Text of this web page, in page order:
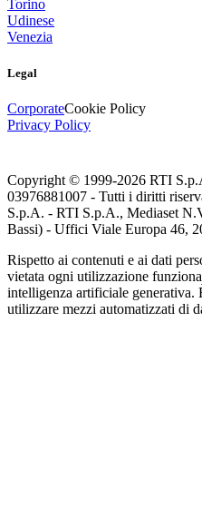
Torino
Udinese
Venezia
Legal
CorporateCookie Policy
Privacy Policy
Copyright © 1999-2026 RTI
03976881007 - Tutti i diritti
S.p.A. - RTI S.p.A., Mediaset
Bassi) - Uffici Viale Europa 46,
Rispetto ai contenuti e ai dati
vietata ogni utilizzazione
intelligenza artificiale generativa.
utilizzare mezzi automatizzati di